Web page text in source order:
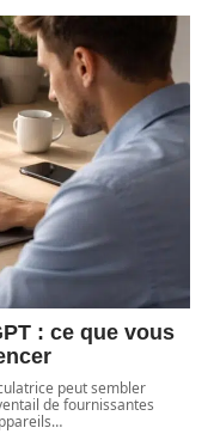
: ce que vous
peut sembler
de fournissantes
…